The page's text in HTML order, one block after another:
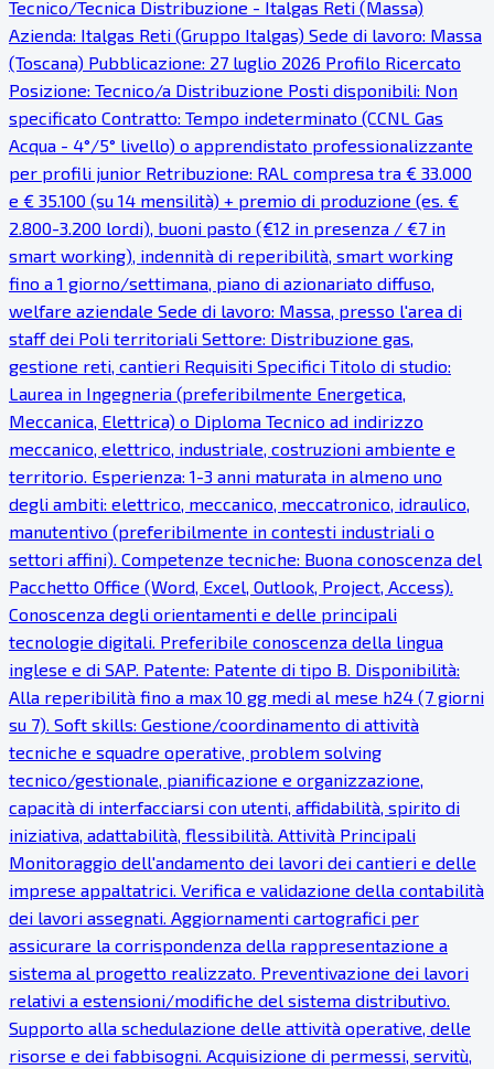
Tecnico/Tecnica Distribuzione - Italgas Reti (Massa)
Azienda: Italgas Reti (Gruppo Italgas) Sede di lavoro: Massa
(Toscana) Pubblicazione: 27 luglio 2026 Profilo Ricercato
Posizione: Tecnico/a Distribuzione Posti disponibili: Non
specificato Contratto: Tempo indeterminato (CCNL Gas
Acqua - 4°/5° livello) o apprendistato professionalizzante
per profili junior Retribuzione: RAL compresa tra € 33.000
e € 35.100 (su 14 mensilità) + premio di produzione (es. €
2.800-3.200 lordi), buoni pasto (€12 in presenza / €7 in
smart working), indennità di reperibilità, smart working
fino a 1 giorno/settimana, piano di azionariato diffuso,
welfare aziendale Sede di lavoro: Massa, presso l'area di
staff dei Poli territoriali Settore: Distribuzione gas,
gestione reti, cantieri Requisiti Specifici Titolo di studio:
Laurea in Ingegneria (preferibilmente Energetica,
Meccanica, Elettrica) o Diploma Tecnico ad indirizzo
meccanico, elettrico, industriale, costruzioni ambiente e
territorio. Esperienza: 1-3 anni maturata in almeno uno
degli ambiti: elettrico, meccanico, meccatronico, idraulico,
manutentivo (preferibilmente in contesti industriali o
settori affini). Competenze tecniche: Buona conoscenza del
Pacchetto Office (Word, Excel, Outlook, Project, Access).
Conoscenza degli orientamenti e delle principali
tecnologie digitali. Preferibile conoscenza della lingua
inglese e di SAP. Patente: Patente di tipo B. Disponibilità:
Alla reperibilità fino a max 10 gg medi al mese h24 (7 giorni
su 7). Soft skills: Gestione/coordinamento di attività
tecniche e squadre operative, problem solving
tecnico/gestionale, pianificazione e organizzazione,
capacità di interfacciarsi con utenti, affidabilità, spirito di
iniziativa, adattabilità, flessibilità. Attività Principali
Monitoraggio dell'andamento dei lavori dei cantieri e delle
imprese appaltatrici. Verifica e validazione della contabilità
dei lavori assegnati. Aggiornamenti cartografici per
assicurare la corrispondenza della rappresentazione a
sistema al progetto realizzato. Preventivazione dei lavori
relativi a estensioni/modifiche del sistema distributivo.
Supporto alla schedulazione delle attività operative, delle
risorse e dei fabbisogni. Acquisizione di permessi, servitù,